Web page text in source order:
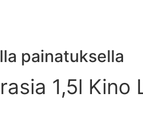
painatuksella
1,5l Kino